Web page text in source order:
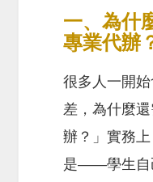
一、為什
專業代辦
很多人一開
差，為什麼
辦？」實務
是——學生自